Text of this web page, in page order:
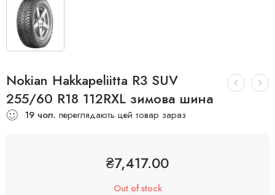
Nokian Hakkapeliitta R3 SUV
255/60 R18 112RXL зимова шина
19 чол. переглядають цей товар зараз
₴7,417.00
Out of stock